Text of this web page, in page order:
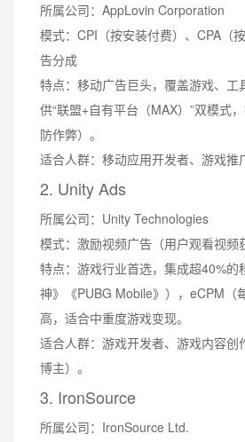
所属公司：AppLovin Corporation
模式：CPI（按安装付费）、CPA（
告分成
特点：移动广告巨头，覆盖游戏、工
供“联盟+自有平台（MAX）”双模式
防作弊）。
适合人群：移动应用开发者、游戏推
2. Unity Ads
所属公司：Unity Technologies
模式：激励视频广告（用户观看视频
特点：游戏行业首选，集成超40%的
神》《PUBG Mobile》），eCPM（
高，适合中重度游戏变现。
适合人群：游戏开发者、游戏内容创
博主）。
3. IronSource
所属公司：IronSource Ltd.